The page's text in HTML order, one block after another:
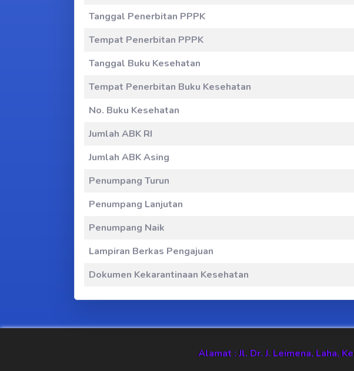
Tanggal Penerbitan PPPK
Tempat Penerbitan PPPK
Tanggal Buku Kesehatan
Tempat Penerbitan Buku Kesehatan
No. Buku Kesehatan
Jumlah ABK RI
Jumlah ABK Asing
Penumpang Turun
Penumpang Lanjutan
Penumpang Naik
Lampiran Berkas Pengajuan
Dokumen Kekarantinaan Kesehatan
Alamat : Jl. Dr. J. Leimena, Laha,